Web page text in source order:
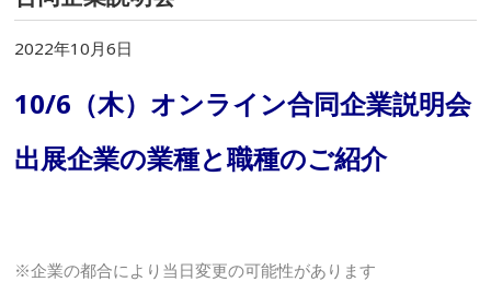
2022年10月6日
10/6（木）オンライン合同企業説明会
出展企業の業種と職種のご紹介
※企業の都合により当日変更の可能性があります